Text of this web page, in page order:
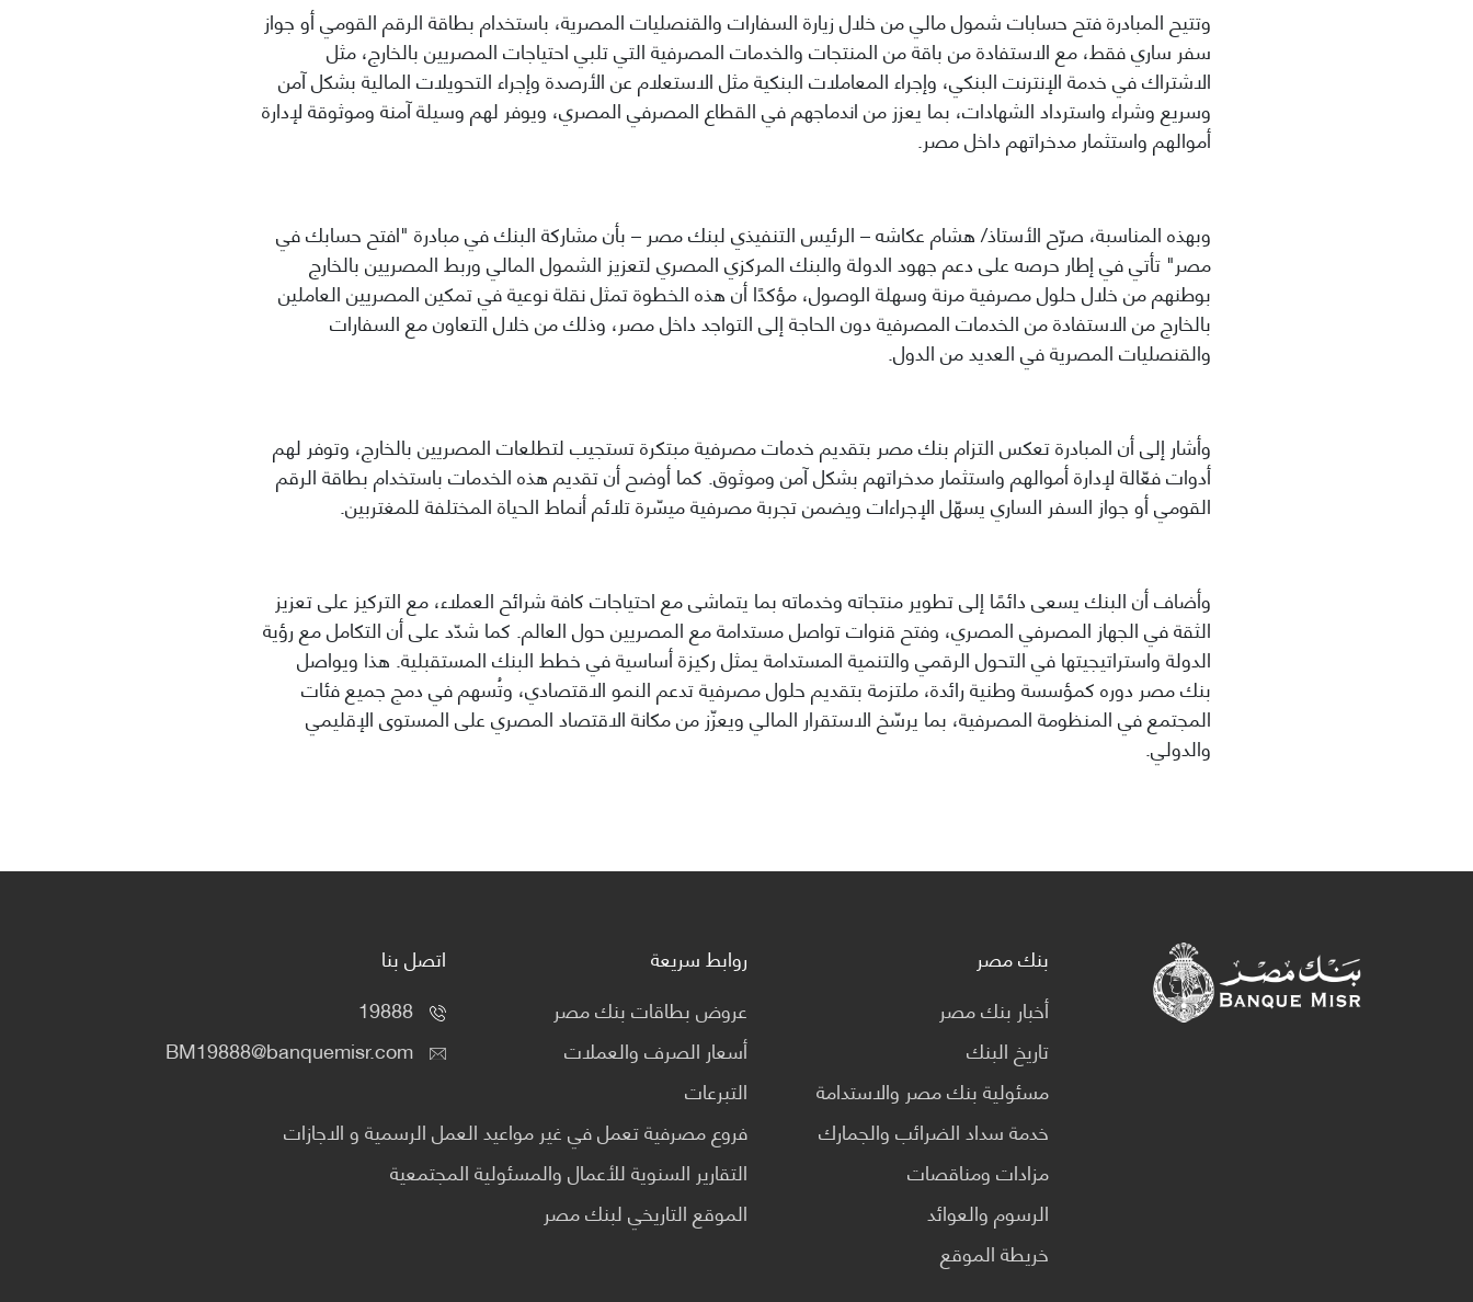
وتتيح المبادرة فتح حسابات شمول مالي من خلال زيارة السفارات والقنصليات المصرية، باستخدام بطاقة الرقم القومي أو جواز
سفر ساري فقط، مع الاستفادة من باقة من المنتجات والخدمات المصرفية التي تلبي احتياجات المصريين بالخارج، مثل
الاشتراك في خدمة الإنترنت البنكي، وإجراء المعاملات البنكية مثل الاستعلام عن الأرصدةوإجراء التحويلات الماليةبشكل آمن
وسريع وشراء واسترداد الشهادات، بما يعزز من اندماجهم في القطاع المصرفي المصري، ويوفر لهم وسيلة آمنة وموثوقة لإدارة
أموالهم واستثمار مدخراتهم داخل مصر.
وبهذه المناسبة، صرّح الأستاذ/ هشام عكاشه – الرئيس التنفيذي لبنك مصر – بأن مشاركة البنك في مبادرة "افتح حسابك في
مصر" تأتي في إطار حرصه على دعم جهود الدولة والبنك المركزي المصري لتعزيز الشمول المالي وربط المصريين بالخارج
بوطنهم من خلال حلول مصرفية مرنة وسهلة الوصول، مؤكدًا أن هذه الخطوة تمثل نقلة نوعية في تمكين المصريين العاملين
بالخارج من الاستفادة من الخدمات المصرفية دون الحاجة إلى التواجد داخل مصر، وذلك من خلال التعاون مع السفارات
والقنصليات المصرية في العديد من الدول.
وأشار إلى أن المبادرة تعكس التزام بنك مصر بتقديم خدمات مصرفية مبتكرة تستجيب لتطلعات المصريين بالخارج، وتوفر لهم
أدوات فعّالة لإدارة أموالهم واستثمار مدخراتهم بشكل آمن وموثوق. كما أوضح أن تقديم هذه الخدمات باستخدام بطاقة الرقم
القومي أو جواز السفر الساري يسهّل الإجراءات ويضمن تجربة مصرفية ميسّرة تلائم أنماط الحياة المختلفة للمغتربين.
وأضاف أن البنك يسعى دائمًا إلى تطوير منتجاته وخدماته بما يتماشى مع احتياجات كافة شرائح العملاء، مع التركيز على تعزيز
الثقة في الجهاز المصرفي المصري، وفتح قنوات تواصل مستدامة مع المصريين حول العالم. كما شدّد على أن التكامل مع رؤية
الدولة واستراتيجيتها في التحول الرقمي والتنمية المستدامة يمثل ركيزة أساسية في خطط البنك المستقبلية. هذا ويواصل
بنك مصر دوره كمؤسسة وطنية رائدة، ملتزمة بتقديم حلول مصرفية تدعم النمو الاقتصادي، وتُسهم في دمج جميع فئات
المجتمع في المنظومة المصرفية، بما يرسّخ الاستقرار المالي ويعزّز من مكانة الاقتصاد المصري على المستوى الإقليمي
والدولي.
بنك مصر
أخبار بنك مصر
تاريخ البنك
مسئولية بنك مصر والاستدامة
خدمة سداد الضرائب والجمارك
مزادات ومناقصات
الرسوم والعوائد
خريطة الموقع
روابط سريعة
عروض بطاقات بنك مصر
أسعار الصرف والعملات
التبرعات
فروع مصرفية تعمل في غير مواعيد العمل الرسمية و الاجازات
التقارير السنوية للأعمال والمسئولية المجتمعية
الموقع التاريخي لبنك مصر
اتصل بنا
19888
BM19888@banquemisr.com